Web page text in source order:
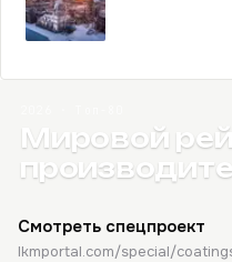
Мировой
Смотреть спецпроект
lkmportal.com/special/